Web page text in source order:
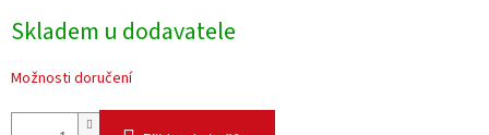
cena:
Skladem u dodavatele
Možnosti doručení